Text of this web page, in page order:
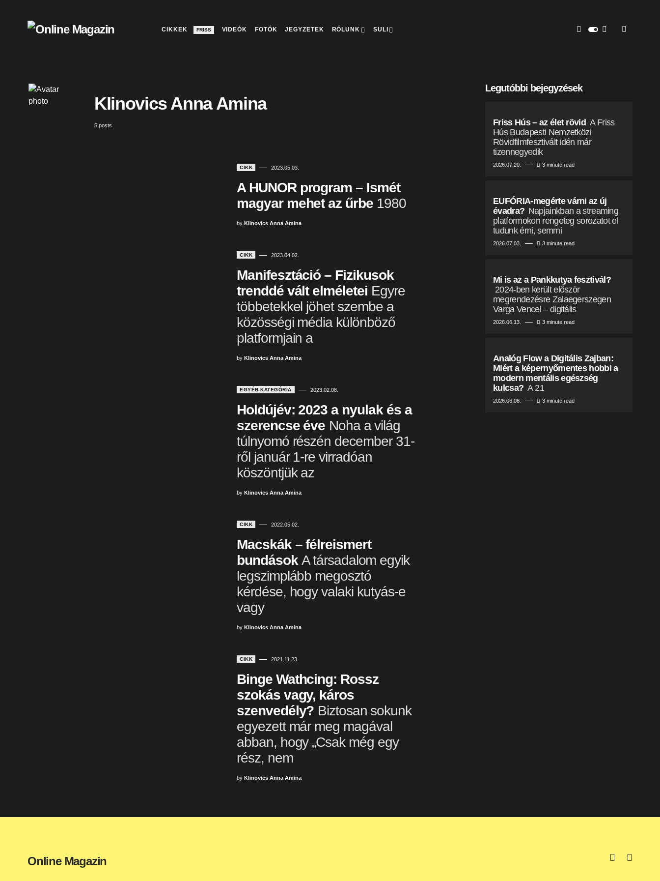
CIKKEK FRISS VIDEÓK FOTÓK JEGYZETEK RÓLUNK SULI
Klinovics Anna Amina
5 posts
CIKK 2023.05.03.
A HUNOR program – Ismét
magyar mehet az űrbe 1980
by Klinovics Anna Amina
CIKK 2023.04.02.
Manifesztáció – Fizikusok
trenddé vált elméletei Egyre
többetekkel jöhet szembe a
közösségi média különböző
platformjain a
by Klinovics Anna Amina
EGYÉB KATEGÓRIA 2023.02.08.
Holdújév: 2023 a nyulak és a
szerencse éve Noha a világ
túlnyomó részén december 31-
ről január 1-re virradóan
köszöntjük az
by Klinovics Anna Amina
CIKK 2022.05.02.
Macskák – félreismert
bundások A társadalom egyik
legszimplább megosztó
kérdése, hogy valaki kutyás-e
vagy
by Klinovics Anna Amina
CIKK 2021.11.23.
Binge Wathcing: Rossz
szokás vagy, káros
szenvedély? Biztosan sokunk
egyezett már meg magával
abban, hogy „Csak még egy
rész, nem
by Klinovics Anna Amina
Legutóbbi bejegyzések
Friss Hús – az élet rövid A Friss
Hús Budapesti Nemzetközi
Rövidfilmfesztivált idén már
tizennegyedik
2026.07.20. 3 minute read
EUFÓRIA-megérte várni az új
évadra? Napjainkban a streaming
platformokon rengeteg sorozatot el
tudunk érni, semmi
2026.07.03. 3 minute read
Mi is az a Pankkutya fesztivál?
2024-ben került először
megrendezésre Zalaegerszegen
Varga Vencel – digitális
2026.06.13. 3 minute read
Analóg Flow a Digitális Zajban:
Miért a képernyőmentes hobbi a
modern mentális egészség
kulcsa? A 21
2026.06.08. 3 minute read
Online Magazin